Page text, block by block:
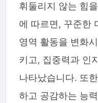
휘둘리지 않는 힘
에 따르면, 꾸준한
영역 활동을 변화
키고, 집중력과 인
나타났습니다. 또
하고 공감하는 능